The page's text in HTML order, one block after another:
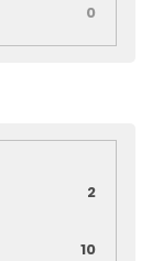
0
2
10